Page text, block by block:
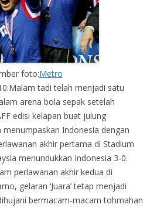
foto:Metro
tadi telah menjadi satu
arena bola sepak setelah
edisi kelapan buat julung
Indonesia dengan
akhir pertama di Stadium
menundukkan Indonesia 3-0.
perlawanan akhir kedua di
gelaran ‘Juara’ tetap menjadi
bermacam-macam tohmahan